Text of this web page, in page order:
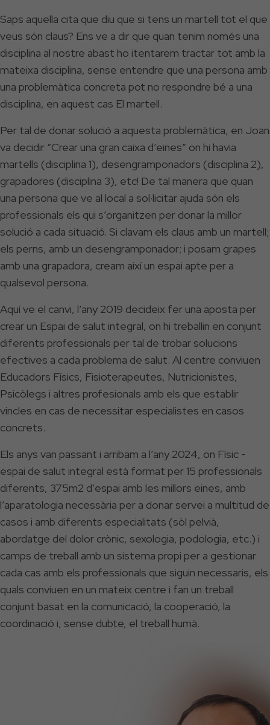
Saps aquella cita que diu que si tens un martell tot el que
veus són claus? Ens ve a dir que quan tenim només una
disciplina al nostre abast ho itentarem tractar tot amb la
mateixa disciplina, sense entendre que una persona amb
una problemàtica concreta pot no respondre bé a una
disciplina, en aquest cas El martell.
Per tal de donar solució a aquesta problemàtica, en Joan
va decidir “Crear una gran caixa d’eines” on hi havia
martells (disciplina 1), desengramponadors (disciplina 2),
grapadores (disciplina 3), etc! De tal manera que quan
una persona que ve al local a sol·licitar ajuda són els
professionals els qui s’organitzen per donar la millor
solució a cada situació. Si clavam els claus amb un martell;
els perns, amb un desengramponador; i posam grapes
amb una grapadora, cream així un espai apte per a
qualsevol persona.
Aquí ve el canvi, l’any 2019 decideix fer una aposta per
crear un Espai de salut integral, on hi treballin en conjunt
diferents professionals per tal de trobar solucions
efectives a cada problema de salut. Al centre conviuen
Educadors Físics, Fisioterapeutes, Nutricionistes,
Psicòlegs i altres profesionals amb els que establir
vincles en cas de necessitar especialistes en casos
concrets.
Els anys van passant i arribam a l’any 2024, on Físic -
espai de salut integral està format per 15 professionals
diferents, 375m2 d’espai amb les millors eines, amb
l’aparatologia necessària per a donar servei a multitud de
casos i amb diferents especialitats (sòl pelvià,
abordatge del dolor crònic, sexologia, podologia, etc.) i
camps de treball amb un sistema propi per a gestionar
cada cas amb els professionals que siguin necessaris, els
quals conviuen en un mateix centre i fan un treball
conjunt basat en la comunicació, la cooperació, la
coordinació i, sense dubte, el treball humà.